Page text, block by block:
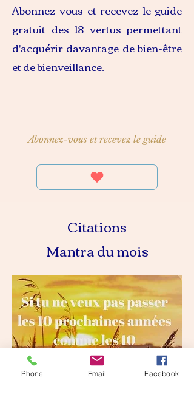
Abonnez-vous et recevez le guide
gratuit des 18 vertus permettant
d'acquérir davantage de bien-être
et de bienveillance.
Abonnez-vous et recevez le guide
Citations
Mantra du mois
Phone Email Facebook